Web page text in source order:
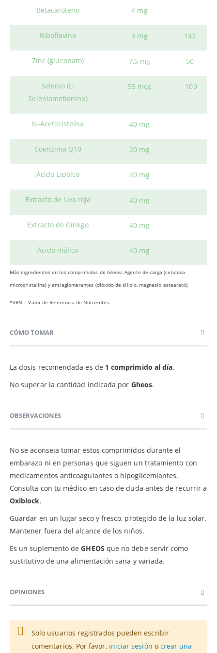
Betacaroteno 4 mg
Riboflavina 3 mg 143
Zinc (gluconato) 7,5 mg 50
Selenio (L-
Seleniometionina)
55 mcg 100
N-Acetilcisteína 40 mg
Coenzima Q10 20 mg
Ácido Lipoico 40 mg
Extracto de Uva roja 40 mg
Extracto de Ginkgo 40 mg
Ácido málico 40 mg
Más ingredientes en los comprimidos de Gheos: Agente de carga (celulosa
microcristalina) y antiaglomerantes (dióxido de silicio, magnesio estearato).
*VRN = Valor de Referencia de Nutrientes.
CÓMO TOMAR
La dosis recomendada es de 1 comprimido al día.
No superar la cantidad indicada por Gheos.
OBSERVACIONES
No se aconseja tomar estos comprimidos durante el
embarazo ni en personas que siguen un tratamiento con
medicamentos anticoagulantes o hipoglicemiantes.
Consulta con tu médico en caso de duda antes de recurrir a
Oxiblock.
Guardar en un lugar seco y fresco, protegido de la luz solar.
Mantener fuera del alcance de los niños.
Es un suplemento deGHEOS que no debe servir como
sustitutivo de una alimentación sana y variada.
OPINIONES
Solo usuarios registrados pueden escribir
comentarios. Por favor, iniciar sesión o crear una